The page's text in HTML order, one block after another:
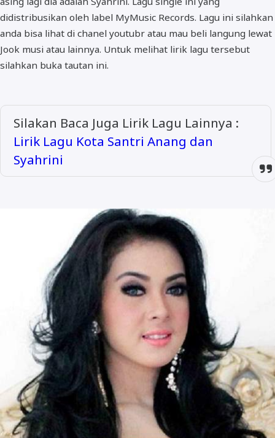
didistribusikan oleh label MyMusic Records. Lagu ini silahkan
anda bisa lihat di chanel youtubr atau mau beli langung lewat
Jook musi atau lainnya. Untuk melihat lirik lagu tersebut
silahkan buka tautan ini.
Silakan Baca Juga Lirik Lagu Lainnya :
Lirik Lagu Kota Santri Anang dan
Syahrini